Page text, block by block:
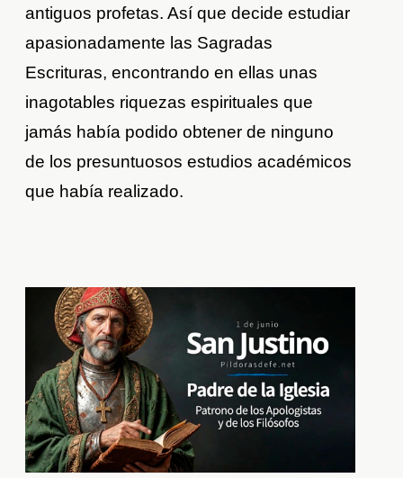
antiguos profetas. Así que decide estudiar
apasionadamente las Sagradas
Escrituras, encontrando en ellas unas
inagotables riquezas espirituales que
jamás había podido obtener de ninguno
de los presuntuosos estudios académicos
que había realizado.